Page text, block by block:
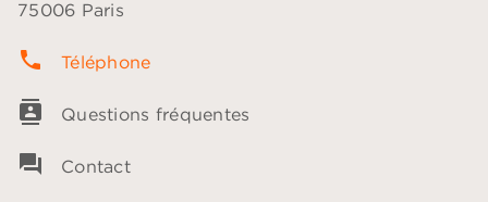
75006 Paris
phone Téléphone
contacts Questions fréquentes
question_answer Contact